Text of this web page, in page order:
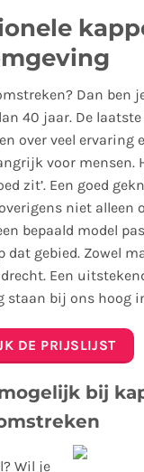
Dan ben
40 jaar. De
over veel ervaring
voor mensen.
zit’. Een goed
niet alleen
bepaald model
dat gebied. Zowel
Een
bij ons hoog
DE PRIJSLIJST
bij
Wil je